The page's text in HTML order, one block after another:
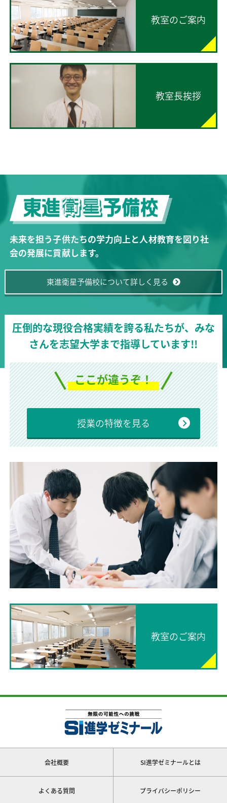
教室のご案内
教室長挨拶
未来を担う子供たちの学力向上と人材教育を図り社
会の発展に貢献します。
東進衛星予備校について詳しく見る
圧倒的な現役合格実績を誇る私たちが、みな
さんを志望大学まで指導しています!!
ここが違うぞ！
授業の特徴を見る
教室のご案内
会社概要 SI進学ゼミナールとは
よくある質問 プライバシーポリシー